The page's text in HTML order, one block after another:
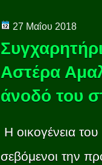
27 Μαΐου 2018
Αστέρα
άνοδό του
Η οικογένεια
σεβόμενοι την